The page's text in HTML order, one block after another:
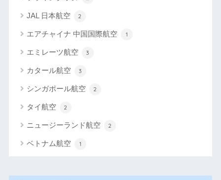
JAL 日本航空 2
エアチャイナ 中国国際航空 1
エミレーツ航空 3
カタール航空 3
シンガポール航空 2
タイ航空 2
ニュージーランド航空 2
ベトナム航空 1